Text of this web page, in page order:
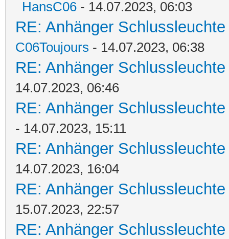
HansC06 - 14.07.2023, 06:03
RE: Anhänger
C06Toujours - 14.07.2023, 06:38
RE: Anhänger
14.07.2023, 06:46
RE: Anhänger
- 14.07.2023, 15:11
RE: Anhänger
14.07.2023, 16:04
RE: Anhänger
15.07.2023, 22:57
RE: Anhänger